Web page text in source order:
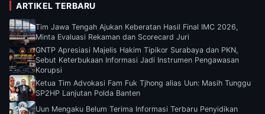
ARTIKEL TERBARU
Tim Jawa Tengah Ajukan Keberatan Hasil Final IMC 2026,
Minta Evaluasi Rekaman dan Scorecard Juri
GNTP Apresiasi Majelis Hakim Tipikor Surabaya dan PKN,
Sebut Keterbukaan Informasi Jadi Instrumen Pengawasan
Korupsi
Ketua Tim Advokasi Fam Fuk Tjhong alias Uun: Masih Tunggu
SP2HP Lanjutan Polda Banten
Uun Mengaku Belum Terima Informasi Terbaru Penyidikan